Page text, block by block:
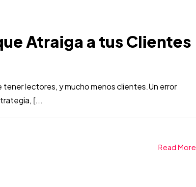
Atraiga a tus Clientes
tener lectores, y mucho menos clientes.Un error
[...
Read More